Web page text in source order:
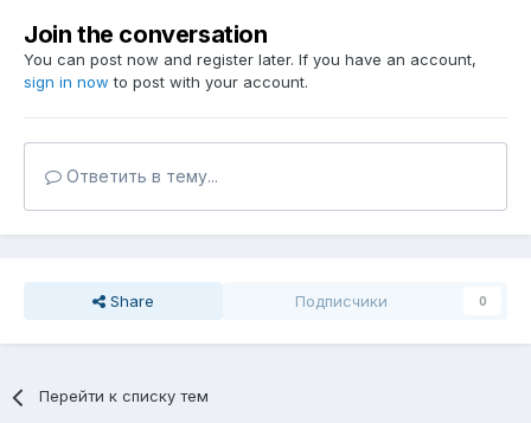
Join the conversation
You can post now and register later. If you have an account,
sign in now to post with your account.
Ответить в тему...
Share Подписчики 0
Перейти к списку тем